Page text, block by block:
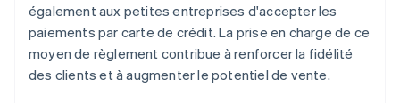
également aux petites entreprises d'accepter les
paiements par carte de crédit. La prise en charge de ce
moyen de règlement contribue à renforcer la fidélité
des clients et à augmenter le potentiel de vente.